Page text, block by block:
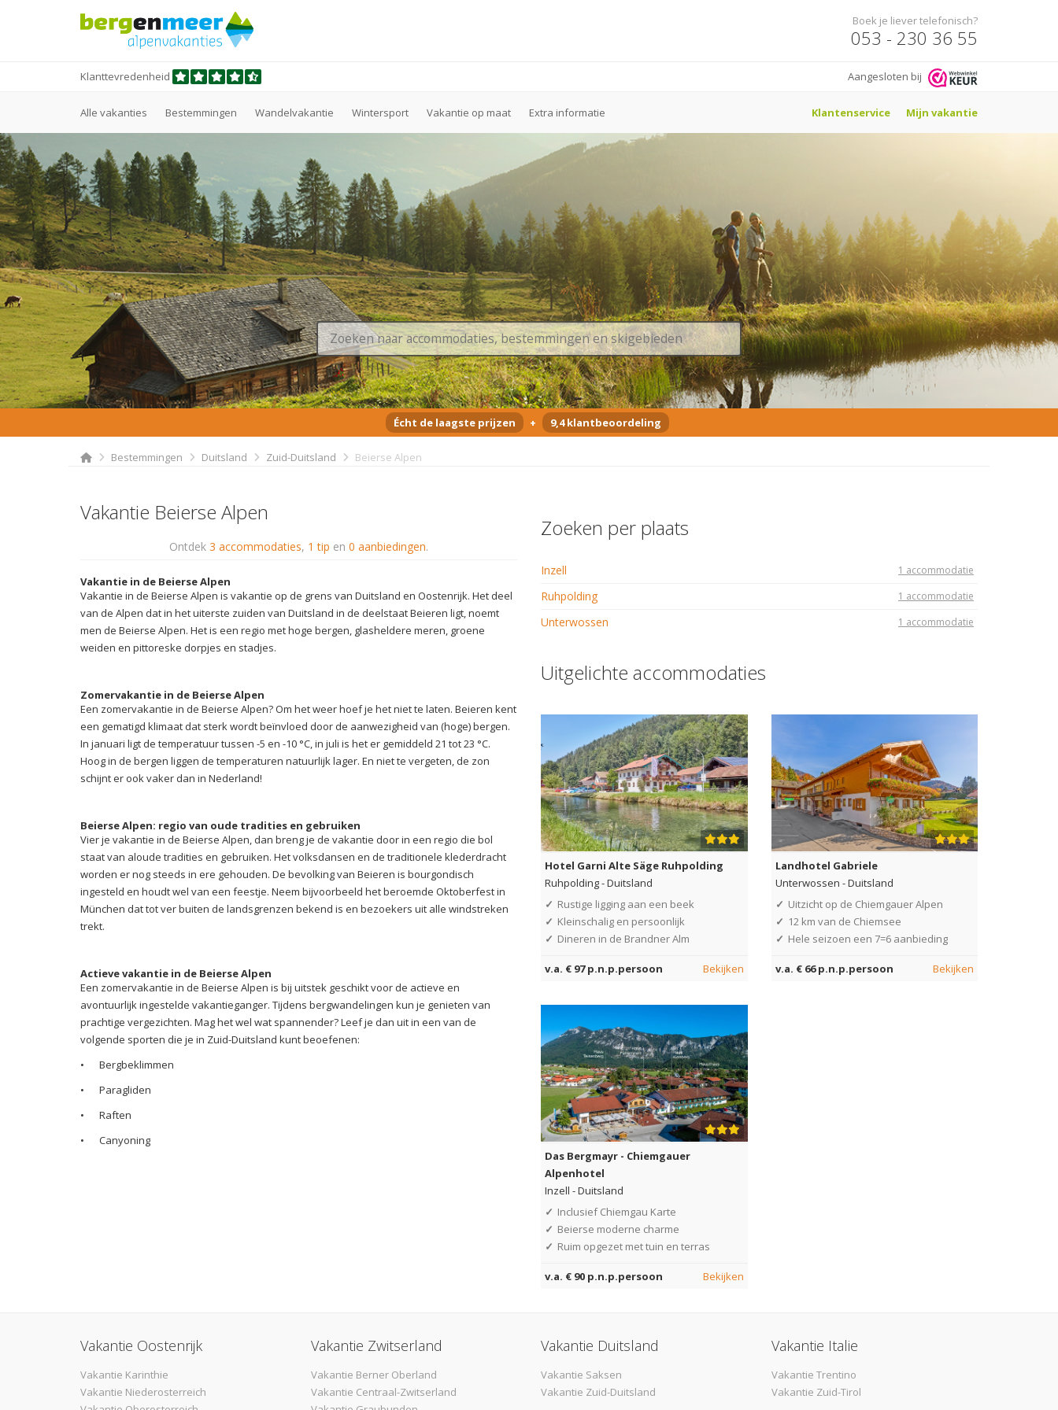
Boek je liever telefonisch?
053 - 230 36 55
Klanttevredenheid Aangesloten bij
Alle vakanties Bestemmingen Wandelvakantie Wintersport Vakantie op maat Extra informatie Klantenservice Mijn vakantie
Écht de laagste prijzen + 9,4 klantbeoordeling
Bestemmingen Duitsland Zuid-Duitsland Beierse Alpen
Vakantie Beierse Alpen
Ontdek 3 accommodaties, 1 tip en 0 aanbiedingen.
Vakantie in de Beierse Alpen
Vakantie in de Beierse Alpen is vakantie op de grens van Duitsland en Oostenrijk. Het deel
van de Alpen dat in het uiterste zuiden van Duitsland in de deelstaat Beieren ligt, noemt
men de Beierse Alpen. Het is een regio met hoge bergen, glasheldere meren, groene
weiden en pittoreske dorpjes en stadjes.
Zomervakantie in de Beierse Alpen
Een zomervakantie in de Beierse Alpen? Om het weer hoef je het niet te laten. Beieren kent
een gematigd klimaat dat sterk wordt beïnvloed door de aanwezigheid van (hoge) bergen.
In januari ligt de temperatuur tussen -5 en -10 °C, in juli is het er gemiddeld 21 tot 23 °C.
Hoog in de bergen liggen de temperaturen natuurlijk lager. En niet te vergeten, de zon
schijnt er ook vaker dan in Nederland!
Beierse Alpen: regio van oude tradities en gebruiken
Vier je vakantie in de Beierse Alpen, dan breng je de vakantie door in een regio die bol
staat van aloude tradities en gebruiken. Het volksdansen en de traditionele klederdracht
worden er nog steeds in ere gehouden. De bevolking van Beieren is bourgondisch
ingesteld en houdt wel van een feestje. Neem bijvoorbeeld het beroemde Oktoberfest in
München dat tot ver buiten de landsgrenzen bekend is en bezoekers uit alle windstreken
trekt.
Actieve vakantie in de Beierse Alpen
Een zomervakantie in de Beierse Alpen is bij uitstek geschikt voor de actieve en
avontuurlijk ingestelde vakantieganger. Tijdens bergwandelingen kun je genieten van
prachtige vergezichten. Mag het wel wat spannender? Leef je dan uit in een van de
volgende sporten die je in Zuid-Duitsland kunt beoefenen:
•
Bergbeklimmen
•
Paragliden
•
Raften
•
Canyoning
Zoeken per plaats
Inzell 1 accommodatie
Ruhpolding 1 accommodatie
Unterwossen 1 accommodatie
Uitgelichte accommodaties
Hotel Garni Alte Säge Ruhpolding
Ruhpolding-Duitsland
✓ Rustige ligging aan een beek
✓ Kleinschalig en persoonlijk
✓ Dineren in de Brandner Alm
v.a. € 97 p.n.p.persoon Bekijken
Landhotel Gabriele
Unterwossen -Duitsland
✓ Uitzicht op de Chiemgauer Alpen
✓ 12 km van de Chiemsee
✓ Hele seizoen een 7=6 aanbieding
v.a. € 66 p.n.p.persoon Bekijken
Das Bergmayr - Chiemgauer
Alpenhotel
Inzell -Duitsland
✓ Inclusief Chiemgau Karte
✓ Beierse moderne charme
✓ Ruim opgezet met tuin en terras
v.a. € 90 p.n.p.persoon Bekijken
Vakantie Oostenrijk
Vakantie Karinthie
Vakantie Niederosterreich
Vakantie Zwitserland
Vakantie Berner Oberland
Vakantie Centraal-Zwitserland
Vakantie Duitsland
Vakantie Saksen
Vakantie Zuid-Duitsland
Vakantie Italie
Vakantie Trentino
Vakantie Zuid-Tirol